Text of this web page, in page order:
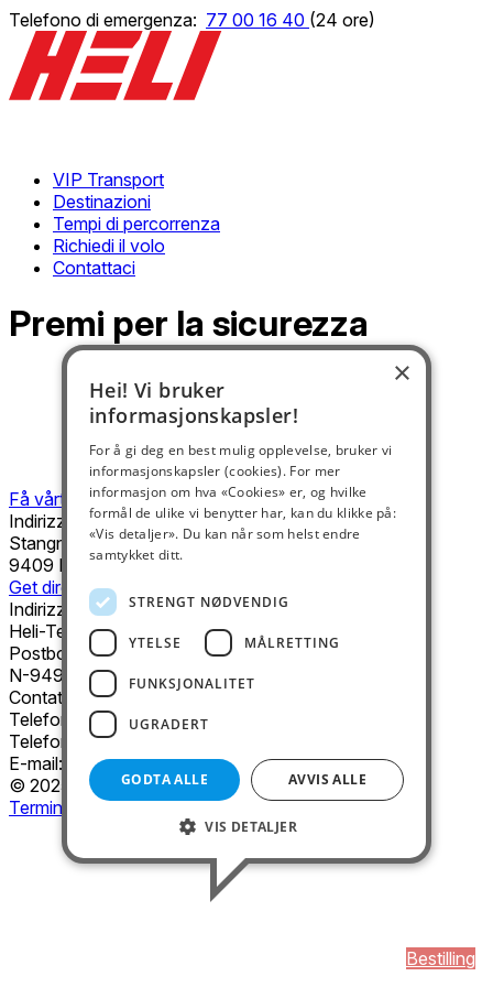
Telefono di emergenza: 77 00 16 40 (24 ore)
VIP Transport
Destinazioni
Tempi di percorrenza
Richiedi il volo
Contattaci
Premi per la sicurezza
Få vårt nyhetsbrev
Indirizzo
Stangnesterminalen 2D
9409 Harstad
Get directions
Indirizzo postale
Heli-Team AS
Postboks 3039 Kanebogen
N-9498 Harstad
Contatto
Telefono:77 00 16 40
Telefono di emergenza:
E-mail:
kontakt@heliteam.no
© 2025 Heli-Team AS
Termini e Condizioni
Bestilling
×
Hei! Vi bruker
informasjonskapsler!
For å gi deg en best mulig opplevelse, bruker vi
informasjonskapsler (cookies). For mer
informasjon om hva «Cookies» er, og hvilke
formål de ulike vi benytter har, kan du klikke på:
«Vis detaljer». Du kan når som helst endre
samtykket ditt.
STRENGT NØDVENDIG
YTELSE MÅLRETTING
FUNKSJONALITET
UGRADERT
GODTA ALLE AVVIS ALLE
VIS DETALJER